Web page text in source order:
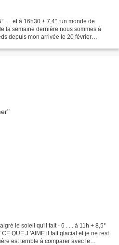
. . .et à 16h30 + 7,4° :un monde de
la semaine dernière nous sommes à
depuis mon arrivée le 20 février
le soleil qu'il fait - 6 . . . à 11h + 8,5°
QUE J 'AIME il fait glacial et je ne rest
est terrible à comparer avec le